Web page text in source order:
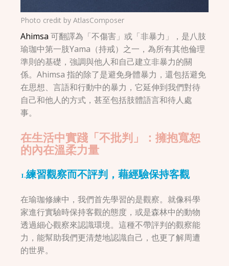
Photo credit byAtlasComposer
Ahimsa可翻譯為「不傷害」或「非暴力」，是八肢
瑜珈中第一肢Yama（持戒）之一，為所有其他倫理
準則的基礎，強調與他人和自己建立非暴力的關
係。Ahimsa 指的除了是避免身體暴力，還包括避免
在思想、言語和行動中的暴力，它延伸到我們對待
自己和他人的方式，甚至包括肢體語言和待人處
事。
在生活中實踐「不批判」：擁抱寬恕
的內在溫柔力量
1.練習觀察而不評判，藉經驗保持客觀
在瑜珈修練中，我們首先學習的是觀察。就像科學
家進行實驗時保持客觀的態度，或是森林中的動物
透過細心觀察來認識環境。這種不帶評判的觀察能
力，能幫助我們更清楚地認識自己，也更了解周遭
的世界。